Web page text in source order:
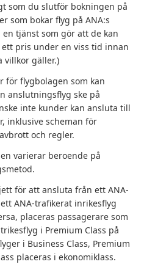
som du slutför bokningen på
som bokar flyg på ANA:s
tjänst som gör att de kan
pris under en viss tid innan
villkor gäller.)
för flygbolagen som kan
anslutningsflyg ske på
inte kunder kan ansluta till
inklusive scheman för
och regler.
varierar beroende på
för att ansluta från ett ANA-
ANA-trafikerat inrikesflyg
placeras passagerare som
i Premium Class på
i Business Class, Premium
placeras i ekonomiklass.